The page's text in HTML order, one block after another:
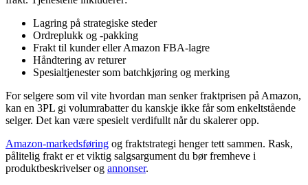
Lagring på strategiske steder
Ordreplukk og -pakking
Frakt til kunder eller Amazon FBA-lagre
Håndtering av returer
Spesialtjenester som batchkjøring og merking
For selgere som vil vite hvordan man senker fraktprisen på Amazon,
kan en 3PL gi volumrabatter du kanskje ikke får som enkeltstående
selger. Det kan være spesielt verdifullt når du skalerer opp.
Amazon-markedsføring og fraktstrategi henger tett sammen. Rask,
pålitelig frakt er et viktig salgsargument du bør fremheve i
produktbeskrivelser og annonser.